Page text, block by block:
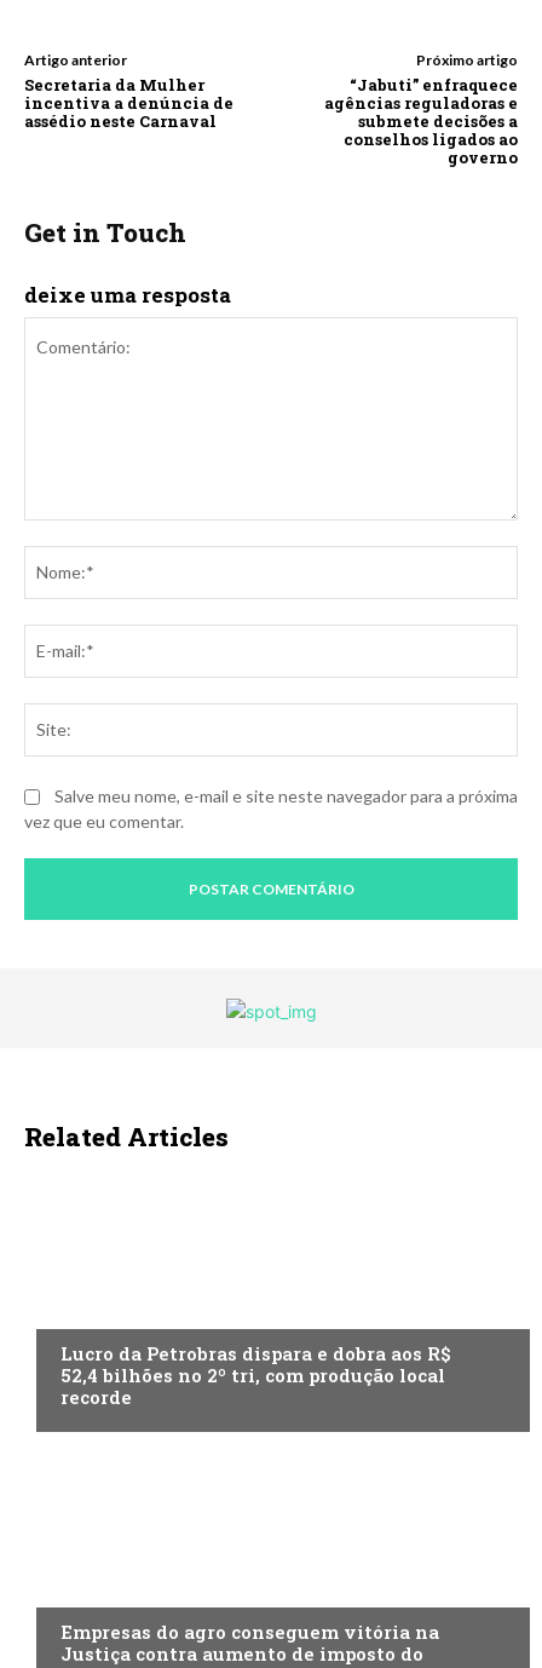
Artigo anterior
Secretaria da Mulher
incentiva a denúncia de
assédio neste Carnaval
Próximo artigo
“Jabuti” enfraquece
agências reguladoras e
submete decisões a
conselhos ligados ao
governo
Get in Touch
deixe uma resposta
Salve meu nome, e-mail e site neste navegador para a próxima
vez que eu comentar.
Related Articles
Lucro da Petrobras dispara e dobra aos R$
52,4 bilhões no 2º tri, com produção local
recorde
Empresas do agro conseguem vitória na
Justiça contra aumento de imposto do